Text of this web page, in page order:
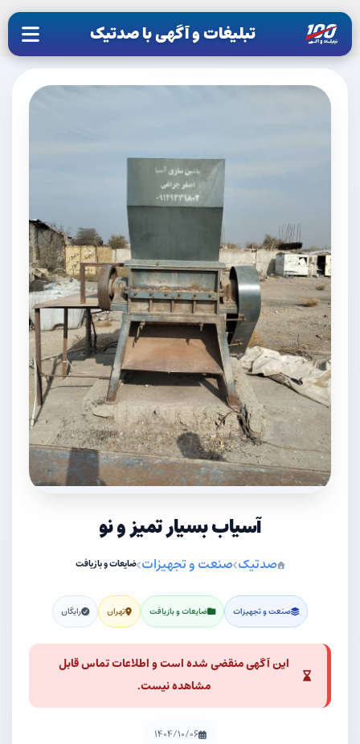
تبلیغات و آگهی با صدتیک
آسیاب بسیار تمیز و نو
صدتیک صنعت و تجهیزات ضایعات و بازیافت
صنعت و تجهیزات ضایعات و بازیافت تهران رایگان
این آگهی منقضی شده است و اطلاعات تماس قابل
مشاهده نیست.
۱۴۰۴/۱۰/۰۶